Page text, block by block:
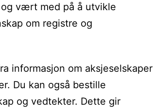
vært med på å utvikle
om registre og
informasjon om aksjeselskaper
Du kan også bestille
og vedtekter. Dette gir